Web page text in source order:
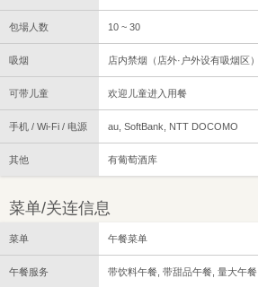
包場人数 10 ~ 30
吸烟 店内禁烟（店外·户外设有吸烟区）
可带儿童 欢迎儿童进入用餐
手机 / Wi-Fi / 电源 au, SoftBank, NTT DOCOMO
其他 有葡萄酒库
菜单/关连信息
菜单 午餐菜单
午餐服务 带饮料午餐, 带甜品午餐, 量大午餐